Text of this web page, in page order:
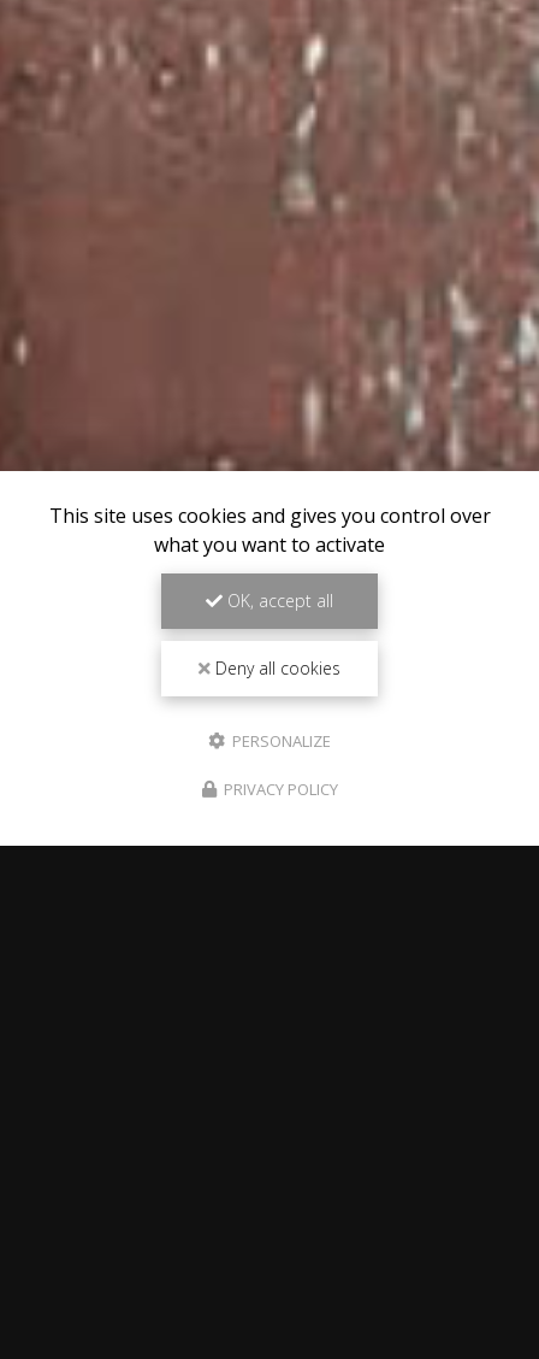
This site uses cookies and gives you control over
what you want to activate
OK, accept all
Deny all cookies
PERSONALIZE
PRIVACY POLICY